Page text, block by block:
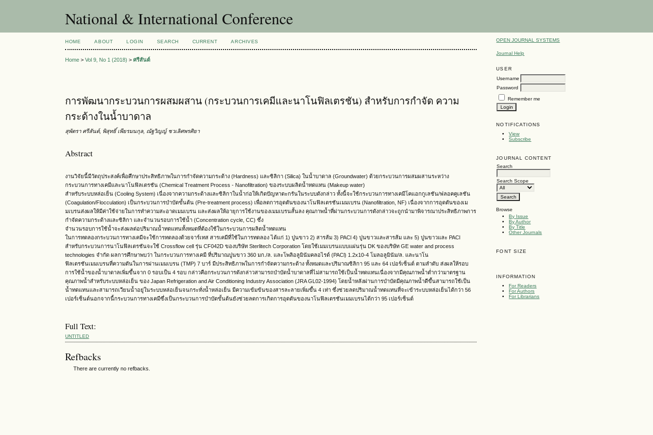
National & International Conference
OPEN JOURNAL SYSTEMS
Journal Help
USER
Username
Password
Remember me
NOTIFICATIONS
View
Subscribe
JOURNAL CONTENT
Search
Search Scope
Browse
By Issue
By Author
By Title
Other Journals
FONT SIZE
INFORMATION
For Readers
For Authors
For Librarians
HOME ABOUT LOGIN SEARCH CURRENT ARCHIVES
Home >Vol 9, No 1 (2018) >ศรีสันต์
การพัฒนากระบวนการผสมผสาน (กระบวนการเคมีและนาโนฟิลเตรชัน) สำหรับการกำจัด ความ
กระด้างในน้ำบาดาล
สุพัตรา ศรีสันต์, พิสุทธิ์ เพียรมนกุล, ณัฐวิญญ์ ชวเลิศพรศิยา
Abstract
งานวิจัยนี้มีวัตถุประสงค์เพื่อศึกษาประสิทธิภาพในการกำจัดความกระด้าง (Hardness) และซิลิกา (Silica) ในน้ำบาดาล (Groundwater) ด้วยกระบวนการผสมผสานระหว่าง
กระบวนการทางเคมีและนาโนฟิลเตรชัน (Chemical Treatment Process - Nanofiltration) ของระบบผลิตน้ำทดแทน (Makeup water)
สำหรับระบบหล่อเย็น (Cooling System) เนื่องจากความกระด้างและซิลิกาในน้ำก่อให้เกิดปัญหาตะกรันในระบบดังกล่าว ทั้งนี้จะใช้กระบวนการทางเคมีโคแอกกูเลชัน/ฟลอคคูเลชัน
(Coagulation/Flocculation) เป็นกระบวนการบำบัดขั้นต้น (Pre-treatment process) เพื่อลดการอุดตันของนาโนฟิลเตรชันเมมเบรน (Nanofiltration, NF) เนื่องจากการอุดตันของเม
มเบรนส่งผลให้มีค่าใช้จ่ายในการทำความสะอาดเมมเบรน และส่งผลให้อายุการใช้งานของเมมเบรนสั้นลง คุณภาพน้ำที่ผ่านกระบวนการดังกล่าวจะถูกนำมาพิจารณาประสิทธิภาพการ
กำจัดความกระด้างและซิลิกา และจำนวนรอบการใช้น้ำ (Concentration cycle, CC) ซึ่ง
จำนวนรอบการใช้น้ำจะส่งผลต่อปริมาณน้ำทดแทนทั้งหมดที่ต้องใช้ในกระบวนการผลิตน้ำทดแทน
ในการทดลองกระบวนการทางเคมีจะใช้การทดลองด้วยจาร์เทส สารเคมีที่ใช้ในการทดลอง ได้แก่ 1) ปูนขาว 2) สารส้ม 3) PACl 4) ปูนขาวและสารส้ม และ 5) ปูนขาวและ PACl
สำหรับกระบวนการนาโนฟิลเตรชันจะใช้ Crossflow cell รุ่น CF042D ของบริษัท Sterlitech Corporation โดยใช้เมมเบรนแบบแผ่นรุ่น DK ของบริษัท GE water and process
technologies จำกัด ผลการศึกษาพบว่า ในกระบวนการทางเคมี ที่ปริมาณปูนขาว 360 มก./ล. และโพลิอลูมินัมคลอไรด์ (PACl) 1.2x10-4 โมลอลูมินัม/ล. และนาโน
ฟิลเตรชันเมมเบรนที่ความดันในการผ่านเมมเบรน (TMP) 7 บาร์ มีประสิทธิภาพในการกำจัดความกระด้าง ทั้งหมดและปริมาณซิลิกา 95 และ 64 เปอร์เซ็นต์ ตามลำดับ ส่งผลให้รอบ
การใช้น้ำของน้ำบาดาลเพิ่มขึ้นจาก 0 รอบเป็น 4 รอบ กล่าวคือกระบวนการดังกล่าวสามารถบำบัดน้ำบาดาลที่ไม่สามารถใช้เป็นน้ำทดแทนเนื่องจากมีคุณภาพน้ำต่ำกว่ามาตรฐาน
คุณภาพน้ำสำหรับระบบหล่อเย็น ของ Japan Refrigeration and Air Conditioning Industry Association (JRA GL02-1994) โดยน้ำหลังผ่านการบำบัดมีคุณภาพน้ำดีขึ้นสามารถใช้เป็น
น้ำทดแทนและสามารถเวียนน้ำอยู่ในระบบหล่อเย็นจนกระทั่งน้ำหล่อเย็น มีความเข้มข้นของสารละลายเพิ่มขึ้น 4 เท่า ซึ่งช่วยลดปริมาณน้ำทดแทนที่จะเข้าระบบหล่อเย็นได้กว่า 56
เปอร์เซ็นต์นอกจากนี้กระบวนการทางเคมีซึ่งเป็นกระบวนการบำบัดขั้นต้นยังช่วยลดการเกิดการอุดตันของนาโนฟิลเตรชันเมมเบรนได้กว่า 95 เปอร์เซ็นต์
Full Text:
UNTITLED
Refbacks
There are currently no refbacks.